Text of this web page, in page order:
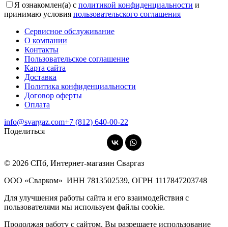
Я ознакомлен(а) с политикой конфиденциальности и
принимаю условия пользовательского соглашения
Сервисное обслуживание
О компании
Контакты
Пользовательское соглашение
Карта сайта
Доставка
Политика конфиденциальности
Договор оферты
Оплата
info@svargaz.com+7 (812) 640‑00‑22
Поделиться
© 2026 СПб, Интернет-магазин Сваргаз
ООО «Сварком» ИНН 7813502539, ОГРН 1117847203748
Для улучшения работы сайта и его взаимодействия с
пользователями мы используем файлы cookie.
Продолжая работу с сайтом, Вы разрешаете использование